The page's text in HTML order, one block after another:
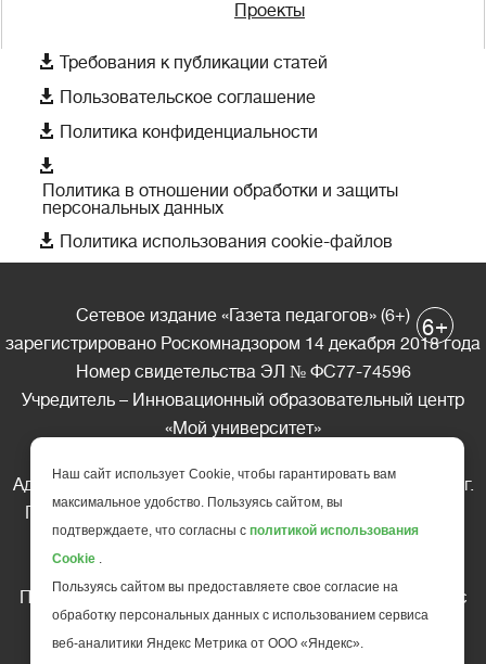
Проекты
 Требования к публикации статей
 Пользовательское соглашение
 Политика конфиденциальности

Политика в отношении обработки и защиты
персональных данных
 Политика использования cookie-файлов
Сетевое издание «Газета педагогов» (6+)
зарегистрировано Роскомнадзором 14 декабря 2018 года
Номер свидетельства ЭЛ № ФС77-74596
Учредитель – Инновационный образовательный центр
«Мой университет»
Адрес редакции: 185035 Россия, Республика Карелия, г.
Петрозаводск, ул. Фридриха Энгельса д.10, офис 211
Телефон редакции: +7 (499) 685-10-45
Перепечатка материалов газеты допускается только c
письменного разрешения редакции
Ссылка на «Газету педагогов» обязательна.
6+
Наш сайт использует Cookie, чтобы гарантировать вам
максимальное удобство. Пользуясь сайтом, вы
подтверждаете, что согласны с политикой использования
Cookie .
Пользуясь сайтом вы предоставляете свое согласие на
обработку персональных данных с использованием сервиса
веб-аналитики Яндекс Метрика от ООО «Яндекс».